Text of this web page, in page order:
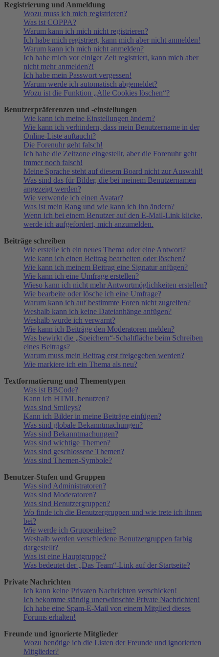
Registrierung und Anmeldung
Wozu muss ich mich registrieren?
Was ist COPPA?
Warum kann ich mich nicht registrieren?
Ich habe mich registriert, kann mich aber nicht anmelden!
Warum kann ich mich nicht anmelden?
Ich habe mich vor einiger Zeit registriert, kann mich aber
nicht mehr anmelden?!
Ich habe mein Passwort vergessen!
Warum werde ich automatisch abgemeldet?
Wozu ist die Funktion „Alle Cookies löschen“?
Benutzerpräferenzen und -einstellungen
Wie kann ich meine Einstellungen ändern?
Wie kann ich verhindern, dass mein Benutzername in der
Online-Liste auftaucht?
Die Forenuhr geht falsch!
Ich habe die Zeitzone eingestellt, aber die Forenuhr geht
immer noch falsch!
Meine Sprache steht auf diesem Board nicht zur Auswahl!
Was sind das für Bilder, die bei meinem Benutzernamen
angezeigt werden?
Wie verwende ich einen Avatar?
Was ist mein Rang und wie kann ich ihn ändern?
Wenn ich bei einem Benutzer auf den E-Mail-Link klicke,
werde ich aufgefordert, mich anzumelden.
Beiträge schreiben
Wie erstelle ich ein neues Thema oder eine Antwort?
Wie kann ich einen Beitrag bearbeiten oder löschen?
Wie kann ich meinem Beitrag eine Signatur anfügen?
Wie kann ich eine Umfrage erstellen?
Wieso kann ich nicht mehr Antwortmöglichkeiten erstellen?
Wie bearbeite oder lösche ich eine Umfrage?
Warum kann ich auf bestimmte Foren nicht zugreifen?
Weshalb kann ich keine Dateianhänge anfügen?
Weshalb wurde ich verwarnt?
Wie kann ich Beiträge den Moderatoren melden?
Was bewirkt die „Speichern“-Schaltfläche beim Schreiben
eines Beitrags?
Warum muss mein Beitrag erst freigegeben werden?
Wie markiere ich ein Thema als neu?
Textformatierung und Thementypen
Was ist BBCode?
Kann ich HTML benutzen?
Was sind Smileys?
Kann ich Bilder in meine Beiträge einfügen?
Was sind globale Bekanntmachungen?
Was sind Bekanntmachungen?
Was sind wichtige Themen?
Was sind geschlossene Themen?
Was sind Themen-Symbole?
Benutzer-Stufen und Gruppen
Was sind Administratoren?
Was sind Moderatoren?
Was sind Benutzergruppen?
Wo finde ich die Benutzergruppen und wie trete ich ihnen
bei?
Wie werde ich Gruppenleiter?
Weshalb werden verschiedene Benutzergruppen farbig
dargestellt?
Was ist eine Hauptgruppe?
Was bedeutet der „Das Team“-Link auf der Startseite?
Private Nachrichten
Ich kann keine Privaten Nachrichten verschicken!
Ich bekomme ständig unerwünschte Private Nachrichten!
Ich habe eine Spam-E-Mail von einem Mitglied dieses
Forums erhalten!
Freunde und ignorierte Mitglieder
Wozu benötige ich die Listen der Freunde und ignorierten
Mitglieder?